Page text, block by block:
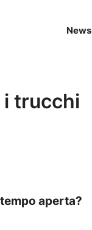
News
i trucchi
aperta?